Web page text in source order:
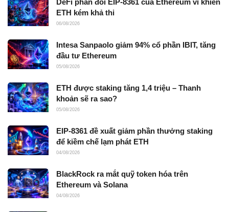
DeFi phản đối EIP-8361 của Ethereum vì khiến
ETH kém khả thi
06/08/2026
Intesa Sanpaolo giảm 94% cổ phần IBIT, tăng
đầu tư Ethereum
05/08/2026
ETH được staking tăng 1,4 triệu – Thanh
khoản sẽ ra sao?
05/08/2026
EIP-8361 đề xuất giảm phần thưởng staking
để kiềm chế lạm phát ETH
04/08/2026
BlackRock ra mắt quỹ token hóa trên
Ethereum và Solana
04/08/2026